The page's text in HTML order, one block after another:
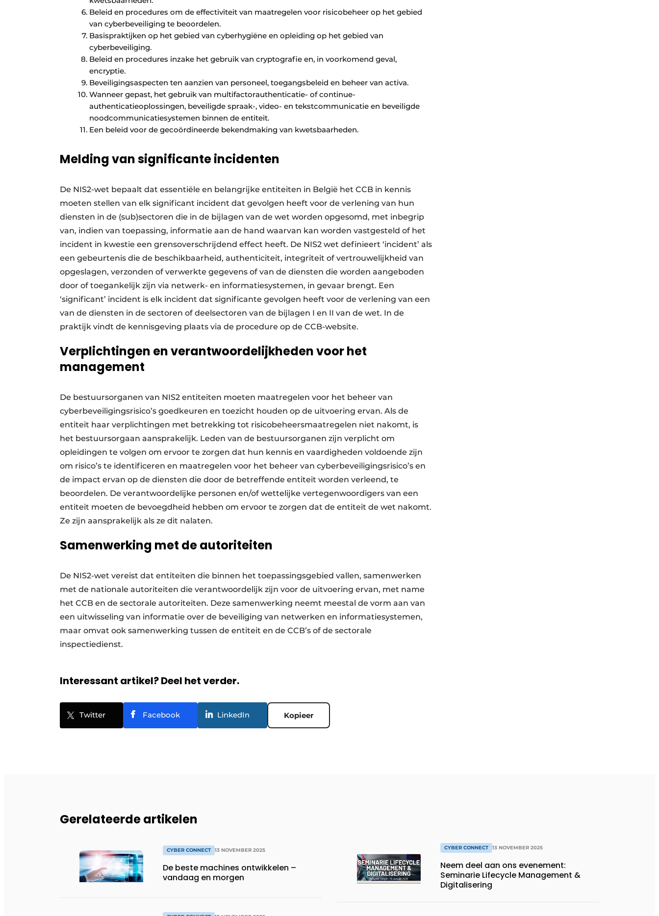
Beleid en procedures om de effectiviteit van maatregelen voor risicobeheer op het gebied
van cyberbeveiliging te beoordelen.
Basispraktijken op het gebied van cyberhygiëne en opleiding op het gebied van
cyberbeveiliging.
Beleid en procedures inzake het gebruik van cryptografie en, in voorkomend geval,
encryptie.
Beveiligingsaspecten ten aanzien van personeel, toegangsbeleid en beheer van activa.
Wanneer gepast, het gebruik van multifactorauthenticatie- of continue-
authenticatieoplossingen, beveiligde spraak-, video- en tekstcommunicatie en beveiligde
noodcommunicatiesystemen binnen de entiteit.
Een beleid voor de gecoördineerde bekendmaking van kwetsbaarheden.
Melding van significante incidenten
De NIS2-wet bepaalt dat essentiële en belangrijke entiteiten in België het CCB in kennis
moeten stellen van elk significant incident dat gevolgen heeft voor de verlening van hun
diensten in de (sub)sectoren die in de bijlagen van de wet worden opgesomd, met inbegrip
van, indien van toepassing, informatie aan de hand waarvan kan worden vastgesteld of het
incident in kwestie een grensoverschrijdend effect heeft. De NIS2 wet definieert ‘incident’ als
een gebeurtenis die de beschikbaarheid, authenticiteit, integriteit of vertrouwelijkheid van
opgeslagen, verzonden of verwerkte gegevens of van de diensten die worden aangeboden
door of toegankelijk zijn via netwerk- en informatiesystemen, in gevaar brengt. Een
‘significant’ incident is elk incident dat significante gevolgen heeft voor de verlening van een
van de diensten in de sectoren of deelsectoren van de bijlagen I en II van de wet. In de
praktijk vindt de kennisgeving plaats via de procedure op de CCB-website.
Verplichtingen en verantwoordelijkheden voor het
management
De bestuursorganen van NIS2 entiteiten moeten maatregelen voor het beheer van
cyberbeveiligingsrisico’s goedkeuren en toezicht houden op de uitvoering ervan. Als de
entiteit haar verplichtingen met betrekking tot risicobeheersmaatregelen niet nakomt, is
het bestuursorgaan aansprakelijk. Leden van de bestuursorganen zijn verplicht om
opleidingen te volgen om ervoor te zorgen dat hun kennis en vaardigheden voldoende zijn
om risico’s te identificeren en maatregelen voor het beheer van cyberbeveiligingsrisico’s en
de impact ervan op de diensten die door de betreffende entiteit worden verleend, te
beoordelen. De verantwoordelijke personen en/of wettelijke vertegenwoordigers van een
entiteit moeten de bevoegdheid hebben om ervoor te zorgen dat de entiteit de wet nakomt.
Ze zijn aansprakelijk als ze dit nalaten.
Samenwerking met de autoriteiten
De NIS2-wet vereist dat entiteiten die binnen het toepassingsgebied vallen, samenwerken
met de nationale autoriteiten die verantwoordelijk zijn voor de uitvoering ervan, met name
het CCB en de sectorale autoriteiten. Deze samenwerking neemt meestal de vorm aan van
een uitwisseling van informatie over de beveiliging van netwerken en informatiesystemen,
maar omvat ook samenwerking tussen de entiteit en de CCB’s of de sectorale
inspectiedienst.
Interessant artikel? Deel het verder.
Twitter Facebook LinkedIn Kopieer
Gerelateerde artikelen
CYBER CONNECT 13 NOVEMBER 2025
De beste machines ontwikkelen –
vandaag en morgen
CYBER CONNECT 13 NOVEMBER 2025
Neem deel aan ons evenement:
Seminarie Lifecycle Management &
Digitalisering